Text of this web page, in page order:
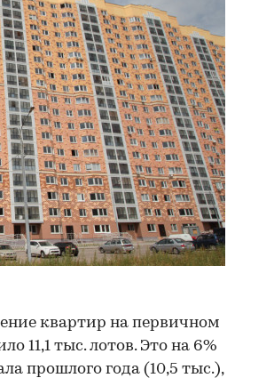
квартир на первичном
11,1 тыс. лотов. Это на 6%
прошлого года (10,5 тыс.),